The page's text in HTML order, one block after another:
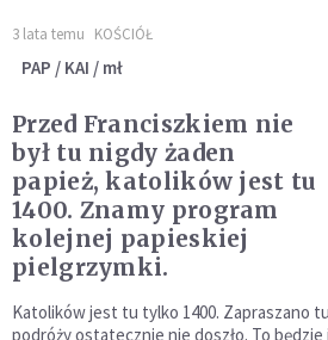
3 lata temu KOŚCIÓŁ
PAP / KAI / mł
Przed Franciszkiem nie
był tu nigdy żaden
papież, katolików jest tu
1400. Znamy program
kolejnej papieskiej
pielgrzymki.
Katolików jest tu tylko 1400. Zapraszano tu
podróży ostatecznie nie doszło. To